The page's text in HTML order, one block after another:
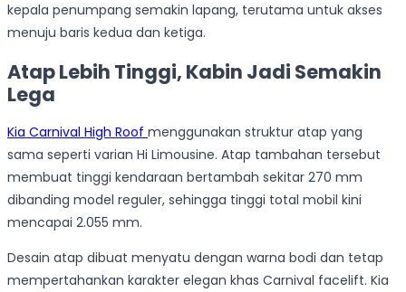
kepala penumpang semakin lapang, terutama untuk akses
menuju baris kedua dan ketiga.
Atap Lebih Tinggi, Kabin Jadi Semakin
Lega
Kia Carnival High Roof menggunakan struktur atap yang
sama seperti varian Hi Limousine. Atap tambahan tersebut
membuat tinggi kendaraan bertambah sekitar 270 mm
dibanding model reguler, sehingga tinggi total mobil kini
mencapai 2.055 mm.
Desain atap dibuat menyatu dengan warna bodi dan tetap
mempertahankan karakter elegan khas Carnival facelift. Kia